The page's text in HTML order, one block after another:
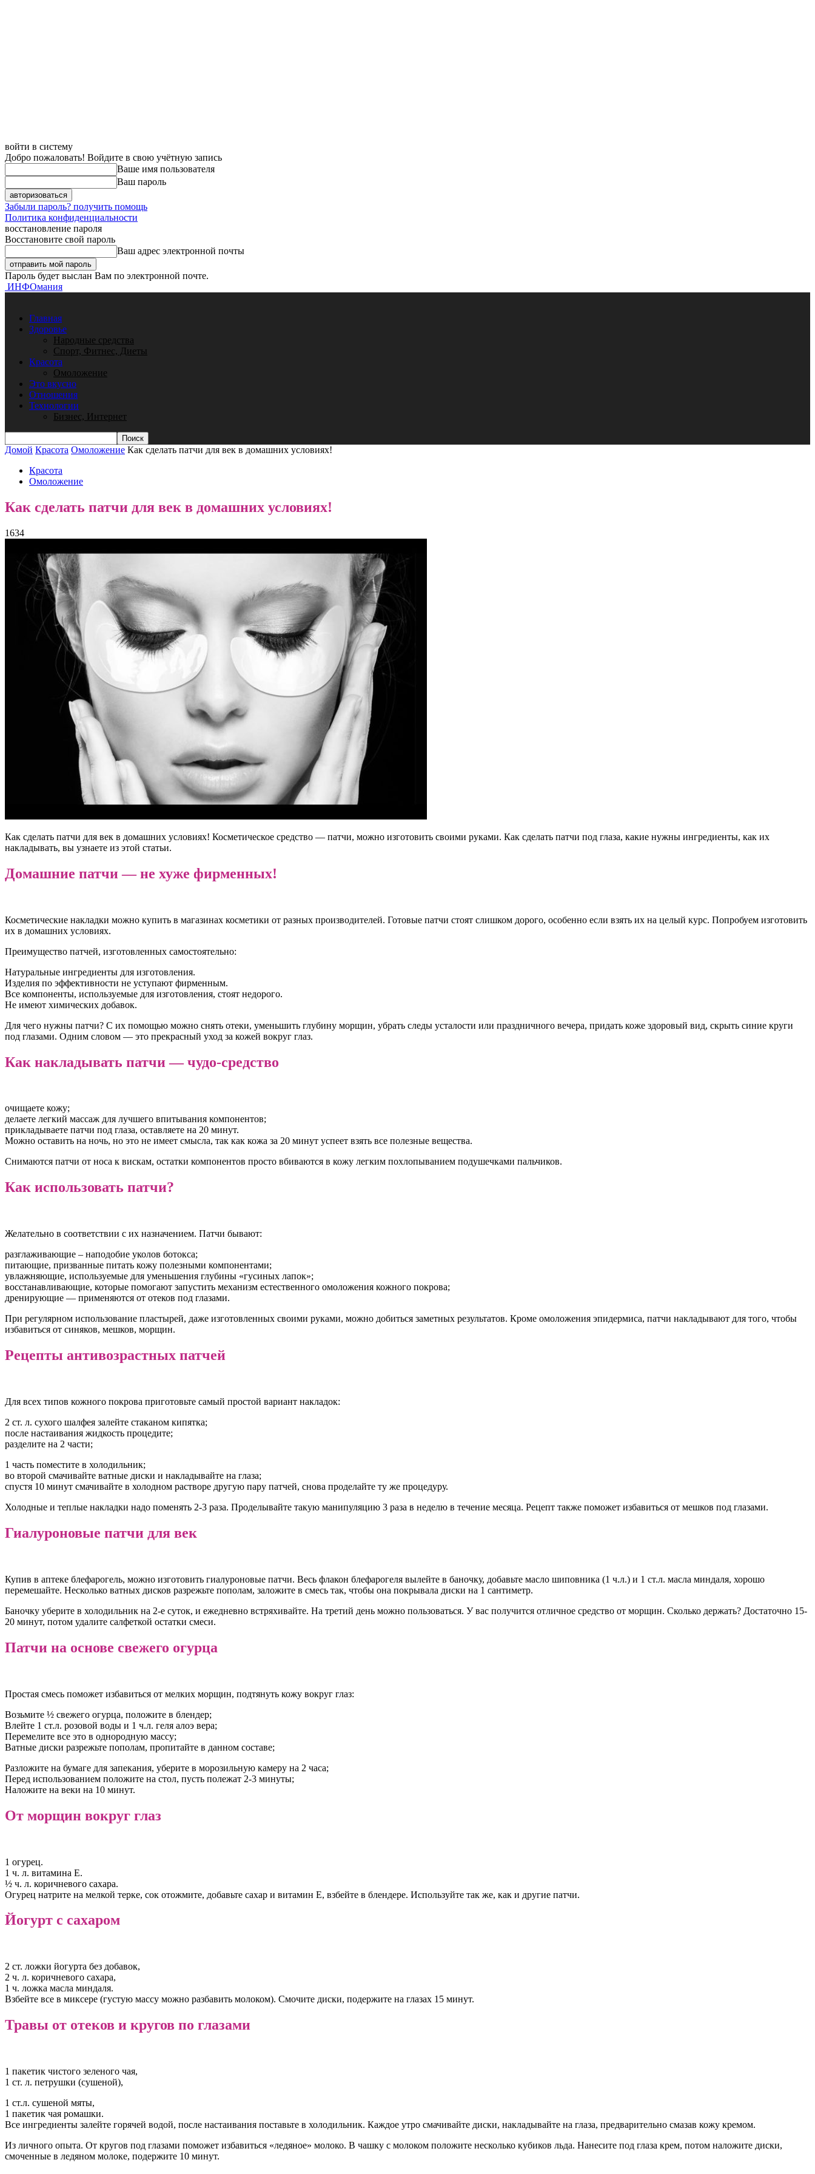
войти в систему
Добро пожаловать! Войдите в свою учётную запись
Ваше имя пользователя
Ваш пароль
Забыли пароль? получить помощь
Политика конфиденциальности
восстановление пароля
Восстановите свой пароль
Ваш адрес электронной почты
Пароль будет выслан Вам по электронной почте.
ИНФОмания
Главная
Здоровье
Народные средства
Спорт, Фитнес, Диеты
Красота
Омоложение
Это вкусно
Отношения
Технологии
Бизнес, Интернет
Домой Красота Омоложение Как сделать патчи для век в домашних условиях!
Красота
Омоложение
Как сделать патчи для век в домашних условиях!
1634
Как сделать патчи для век в домашних условиях! Косметическое средство — патчи, можно изготовить своими руками. Как сделать патчи под глаза, какие нужны ингредиенты, как их
накладывать, вы узнаете из этой статьи.
Домашние патчи — не хуже фирменных!
Косметические накладки можно купить в магазинах косметики от разных производителей. Готовые патчи стоят слишком дорого, особенно если взять их на целый курс. Попробуем изготовить
их в домашних условиях.
Преимущество патчей, изготовленных самостоятельно:
Натуральные ингредиенты для изготовления.
Изделия по эффективности не уступают фирменным.
Все компоненты, используемые для изготовления, стоят недорого.
Не имеют химических добавок.
Для чего нужны патчи? С их помощью можно снять отеки, уменьшить глубину морщин, убрать следы усталости или праздничного вечера, придать коже здоровый вид, скрыть синие круги
под глазами. Одним словом — это прекрасный уход за кожей вокруг глаз.
Как накладывать патчи — чудо-средство
очищаете кожу;
делаете легкий массаж для лучшего впитывания компонентов;
прикладываете патчи под глаза, оставляете на 20 минут.
Можно оставить на ночь, но это не имеет смысла, так как кожа за 20 минут успеет взять все полезные вещества.
Снимаются патчи от носа к вискам, остатки компонентов просто вбиваются в кожу легким похлопыванием подушечками пальчиков.
Как использовать патчи?
Желательно в соответствии с их назначением. Патчи бывают:
разглаживающие – наподобие уколов ботокса;
питающие, призванные питать кожу полезными компонентами;
увлажняющие, используемые для уменьшения глубины «гусиных лапок»;
восстанавливающие, которые помогают запустить механизм естественного омоложения кожного покрова;
дренирующие — применяются от отеков под глазами.
При регулярном использование пластырей, даже изготовленных своими руками, можно добиться заметных результатов. Кроме омоложения эпидермиса, патчи накладывают для того, чтобы
избавиться от синяков, мешков, морщин.
Рецепты антивозрастных патчей
Для всех типов кожного покрова приготовьте самый простой вариант накладок:
2 ст. л. сухого шалфея залейте стаканом кипятка;
после настаивания жидкость процедите;
разделите на 2 части;
1 часть поместите в холодильник;
во второй смачивайте ватные диски и накладывайте на глаза;
спустя 10 минут смачивайте в холодном растворе другую пару патчей, снова проделайте ту же процедуру.
Холодные и теплые накладки надо поменять 2-3 раза. Проделывайте такую манипуляцию 3 раза в неделю в течение месяца. Рецепт также поможет избавиться от мешков под глазами.
Гиалуроновые патчи для век
Купив в аптеке блефарогель, можно изготовить гиалуроновые патчи. Весь флакон блефарогеля вылейте в баночку, добавьте масло шиповника (1 ч.л.) и 1 ст.л. масла миндаля, хорошо
перемешайте. Несколько ватных дисков разрежьте пополам, заложите в смесь так, чтобы она покрывала диски на 1 сантиметр.
Баночку уберите в холодильник на 2-е суток, и ежедневно встряхивайте. На третий день можно пользоваться. У вас получится отличное средство от морщин. Сколько держать? Достаточно 15-
20 минут, потом удалите салфеткой остатки смеси.
Патчи на основе свежего огурца
Простая смесь поможет избавиться от мелких морщин, подтянуть кожу вокруг глаз:
Возьмите ½ свежего огурца, положите в блендер;
Влейте 1 ст.л. розовой воды и 1 ч.л. геля алоэ вера;
Перемелите все это в однородную массу;
Ватные диски разрежьте пополам, пропитайте в данном составе;
Разложите на бумаге для запекания, уберите в морозильную камеру на 2 часа;
Перед использованием положите на стол, пусть полежат 2-3 минуты;
Наложите на веки на 10 минут.
От морщин вокруг глаз
1 огурец.
1 ч. л. витамина Е.
½ ч. л. коричневого сахара.
Огурец натрите на мелкой терке, сок отожмите, добавьте сахар и витамин Е, взбейте в блендере. Используйте так же, как и другие патчи.
Йогурт с сахаром
2 ст. ложки йогурта без добавок,
2 ч. л. коричневого сахара,
1 ч. ложка масла миндаля.
Взбейте все в миксере (густую массу можно разбавить молоком). Смочите диски, подержите на глазах 15 минут.
Травы от отеков и кругов по глазами
1 пакетик чистого зеленого чая,
1 ст. л. петрушки (сушеной),
1 ст.л. сушеной мяты,
1 пакетик чая ромашки.
Все ингредиенты залейте горячей водой, после настаивания поставьте в холодильник. Каждое утро смачивайте диски, накладывайте на глаза, предварительно смазав кожу кремом.
Из личного опыта. От кругов под глазами поможет избавиться «ледяное» молоко. В чашку с молоком положите несколько кубиков льда. Нанесите под глаза крем, потом наложите диски,
смоченные в ледяном молоке, подержите 10 минут.